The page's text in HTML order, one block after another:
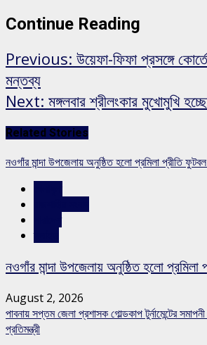
Continue Reading
Previous: উয়েফা-ফিফা প্রসঙ্গে
মন্তব্য
Next: মঙ্গলবার শ্রীলংকার মুখোমুখি
Related Stories
নওগাঁর মান্দা উপজেলায় অনুষ্ঠিত হলো প্রমিলা প্রীতি
নওগাঁর মান্দা উপজেলায় অনুষ্ঠিত হলো প্রমিলা
August 2, 2026
পাবনায় সপ্তম জেলা প্রশাসক গোল্ডকাপ টুর্নামেন্টের
প্রতিমন্ত্রী